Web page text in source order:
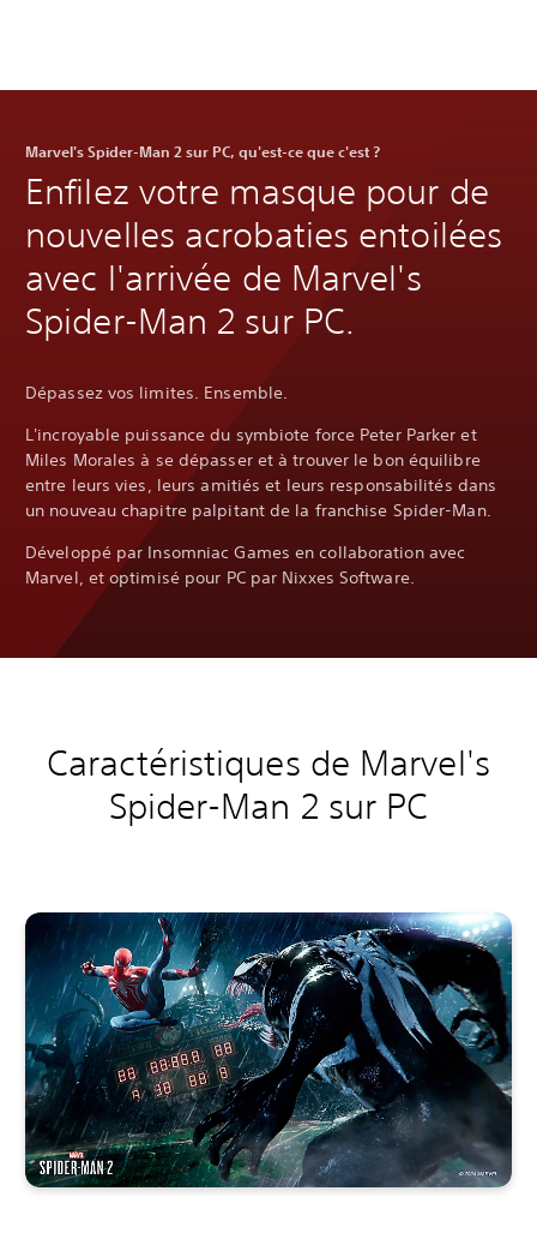
Marvel's Spider-Man 2 sur PC, qu'est-ce que c'est ?
Enfilez votre masque pour de
nouvelles acrobaties entoilées
avec l'arrivée de Marvel's
Spider-Man 2 sur PC.
Dépassez vos limites. Ensemble.
L'incroyable puissance du symbiote force Peter Parker et
Miles Morales à se dépasser et à trouver le bon équilibre
entre leurs vies, leurs amitiés et leurs responsabilités dans
un nouveau chapitre palpitant de la franchise Spider-Man.
Développé par Insomniac Games en collaboration avec
Marvel, et optimisé pour PC par Nixxes Software.
Caractéristiques de Marvel's
Spider-Man 2 sur PC